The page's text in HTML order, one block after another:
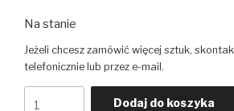
Na stanie
Dodaj do koszyka